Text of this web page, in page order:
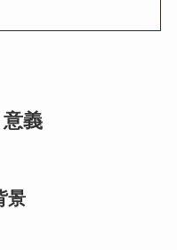
義
景